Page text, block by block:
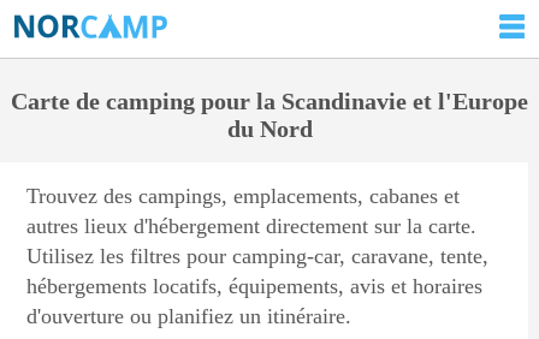
Carte de camping pour la Scandinavie et l'Europe
du Nord
Trouvez des campings, emplacements, cabanes et
autres lieux d'hébergement directement sur la carte.
Utilisez les filtres pour camping-car, caravane, tente,
hébergements locatifs, équipements, avis et horaires
d'ouverture ou planifiez un itinéraire.